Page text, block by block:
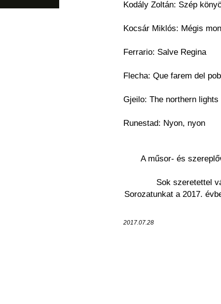
Kodály Zoltán: Szép
Kocsár Miklós: Mégis
Ferrario: Salve Regina
Flecha: Que farem del
Gjeilo: The northern lights
Runestad: Nyon, nyon
A műsor- és
Sok szeretettel
Sorozatunkat a 2017.
2017.07.28